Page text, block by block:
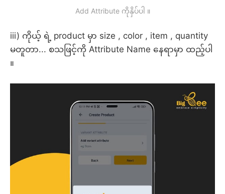
Add Attribute ကိုနှိပ်ပါ ။
iii) ကိုယ့် ရဲ့ product မှာ size , color , item , quantity
မတူတာ... စသဖြင့်ကို Attribute Name နေရာမှာ ထည့်ပါ
။